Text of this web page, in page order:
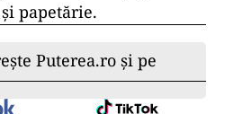
papetărie.
Puterea.ro și pe